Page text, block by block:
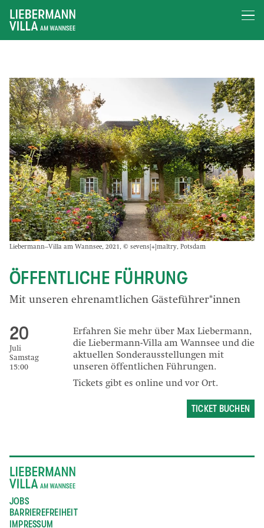
Liebermann–Villa am Wannsee, 2021, © sevens[+]maltry, Potsdam
ÖFFENTLICHE FÜHRUNG
Mit unseren ehrenamtlichen Gästeführer*innen
Erfahren Sie mehr über Max Liebermann,
die Liebermann-Villa am Wannsee und die
aktuellen Sonderausstellungen mit
unseren öffentlichen Führungen.
Tickets gibt es online und vor Ort.
20
Juli
Samstag
15:00
TICKET BUCHEN
JOBS
BARRIEREFREIHEIT
IMPRESSUM